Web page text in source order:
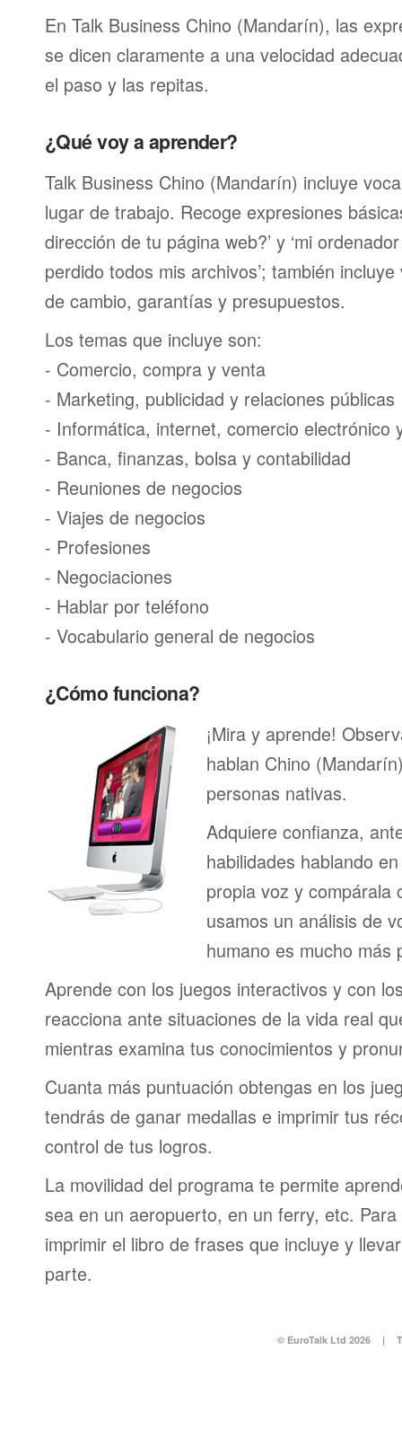
En Talk Business Chino (Mandarín), las
se dicen claramente a una velocidad
el paso y las repitas.
¿Qué voy a aprender?
Talk Business Chino (Mandarín) incluye
lugar de trabajo. Recoge expresiones
dirección de tu página web?’ y ‘mi
perdido todos mis archivos’; también
de cambio, garantías y presupuestos.
Los temas que incluye son:
- Comercio, compra y venta
- Marketing, publicidad y relaciones públicas
- Informática, internet, comercio electrónico
- Banca, finanzas, bolsa y contabilidad
- Reuniones de negocios
- Viajes de negocios
- Profesiones
- Negociaciones
- Hablar por teléfono
- Vocabulario general de negocios
¿Cómo funciona?
¡Mira y aprende!
hablan Chino
personas nativas.
Adquiere confianza,
habilidades hablando
propia voz y compárala
usamos un análisis de
humano es mucho más
Aprende con los juegos interactivos y con
reacciona ante situaciones de la vida real
mientras examina tus conocimientos y
Cuanta más puntuación obtengas en los
tendrás de ganar medallas e imprimir tus
control de tus logros.
La movilidad del programa te permite
sea en un aeropuerto, en un ferry, etc.
imprimir el libro de frases que incluye y
parte.
© EuroTalk Ltd 2026 |